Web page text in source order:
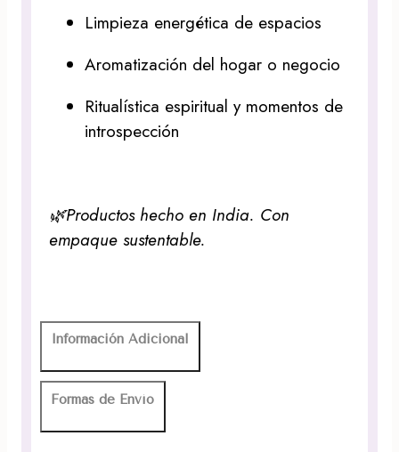
Limpieza energética de espacios
Aromatización del hogar o negocio
Ritualística espiritual y momentos de
introspección
🌿Productos hecho en India. Con
empaque sustentable.
Información Adicional
Formas de Envío